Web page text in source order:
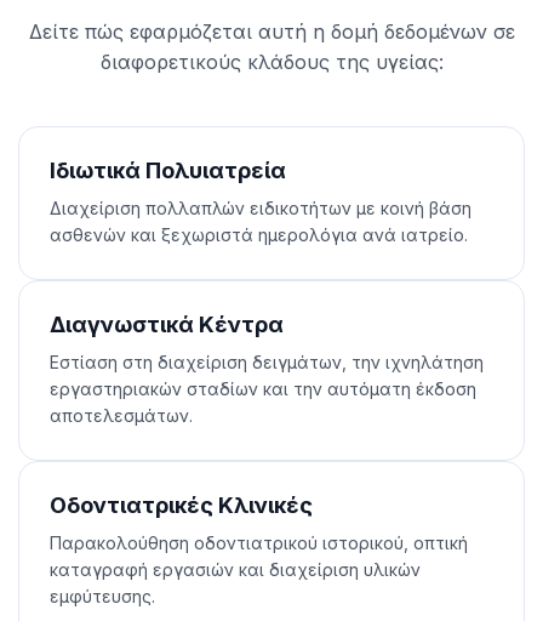
Δείτε πώς εφαρμόζεται αυτή η δομή δεδομένων σε
διαφορετικούς κλάδους της υγείας:
Ιδιωτικά Πολυιατρεία
Διαχείριση πολλαπλών ειδικοτήτων με κοινή βάση
ασθενών και ξεχωριστά ημερολόγια ανά ιατρείο.
Διαγνωστικά Κέντρα
Εστίαση στη διαχείριση δειγμάτων, την ιχνηλάτηση
εργαστηριακών σταδίων και την αυτόματη έκδοση
αποτελεσμάτων.
Οδοντιατρικές Κλινικές
Παρακολούθηση οδοντιατρικού ιστορικού, οπτική
καταγραφή εργασιών και διαχείριση υλικών
εμφύτευσης.